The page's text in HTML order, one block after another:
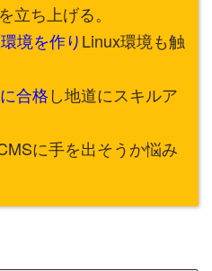
立ち上げる。
境を作りLinux環境も触
合格し地道にスキルア
に手を出そうか悩み